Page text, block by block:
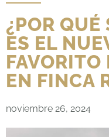
¿POR QUÉ
ES EL
FAVORITO
EN FINCA
noviembre 26, 2024